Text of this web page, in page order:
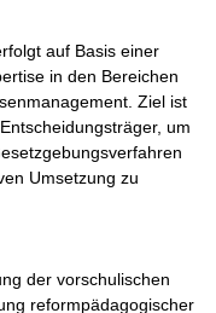
auf Basis einer
in den Bereichen
Ziel ist
um
Umsetzung zu
der vorschulischen
reformpädagogischer